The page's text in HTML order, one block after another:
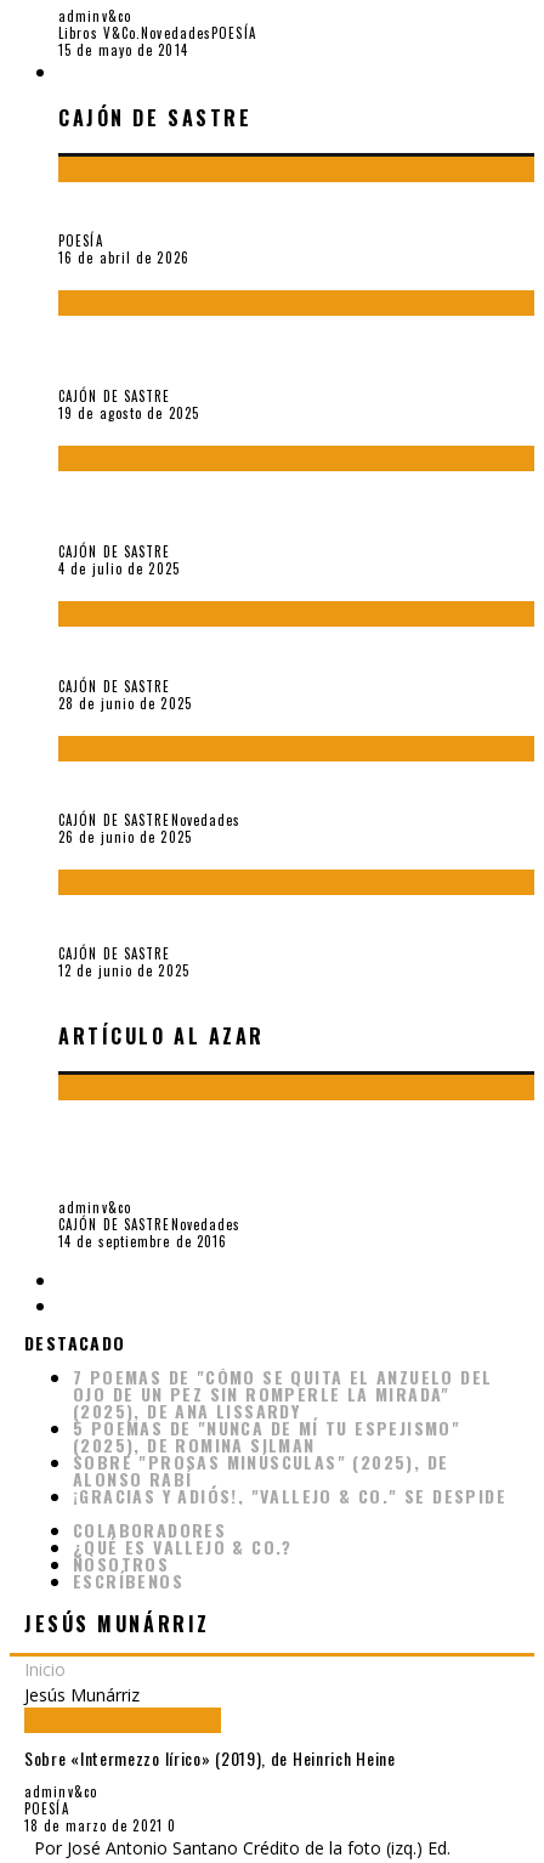
adminv&co
Libros V&Co.NovedadesPOESÍA
15 de mayo de 2014
CAJÓN DE SASTRE
POESÍA
16 de abril de 2026
CAJÓN DE SASTRE
19 de agosto de 2025
CAJÓN DE SASTRE
4 de julio de 2025
CAJÓN DE SASTRE
28 de junio de 2025
CAJÓN DE SASTRENovedades
26 de junio de 2025
CAJÓN DE SASTRE
12 de junio de 2025
ARTÍCULO AL AZAR
adminv&co
CAJÓN DE SASTRENovedades
14 de septiembre de 2016
DESTACADO
7 POEMAS DE "CÓMO SE QUITA EL ANZUELO DEL
OJO DE UN PEZ SIN ROMPERLE LA MIRADA"
(2025), DE ANA LISSARDY
5 POEMAS DE "NUNCA DE MÍ TU ESPEJISMO"
(2025), DE ROMINA SILMAN
SOBRE "PROSAS MINÚSCULAS" (2025), DE
ALONSO RABÍ
¡GRACIAS Y ADIÓS!, "VALLEJO & CO." SE DESPIDE
COLABORADORES
¿QUÉ ES VALLEJO & CO.?
NOSOTROS
ESCRÍBENOS
JESÚS MUNÁRRIZ
Inicio
Jesús Munárriz
Sobre «Intermezzo lírico» (2019), de Heinrich Heine
adminv&co
POESÍA
18 de marzo de 2021 0
Por José Antonio Santano Crédito de la foto (izq.) Ed.